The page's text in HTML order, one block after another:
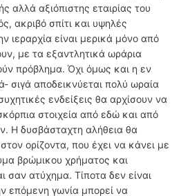
αλλά αξιόπιστης εταιρίας του
ακριβό σπίτι και υψηλές
ιεραρχία είναι μερικά μόνο από
με τα εξαντλητικά ωράρια
πρόβλημα. Όχι όμως και η εν
σιγά αποδεικνύεται πολύ ωραία
ενδείξεις θα αρχίσουν να
στοιχεία από εδώ και από
Η δυσβάσταχτη αλήθεια θα
ορίζοντα, που έχει να κάνει με
βρώμικου χρήματος και
σαν ατύχημα. Τίποτα δεν είναι
επόμενη γωνία μπορεί να